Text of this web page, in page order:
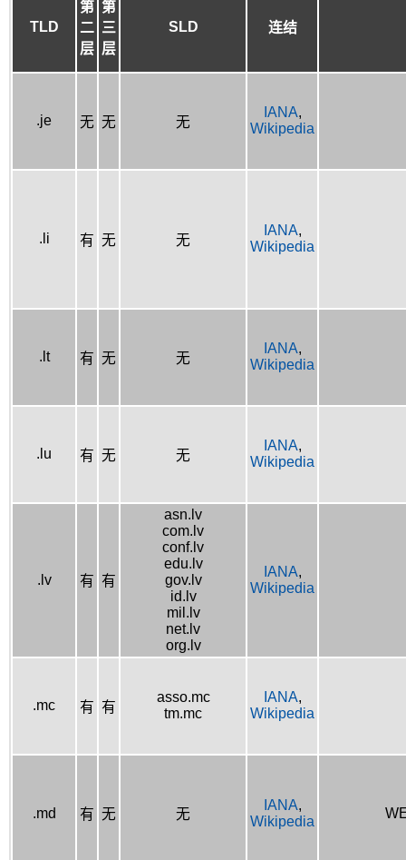
TLD
第
二
层
第
三
层
SLD 连结
.je 无 无 无
IANA,
Wikipedia
.li 有 无 无
IANA,
Wikipedia
.lt 有 无 无
IANA,
Wikipedia
.lu 有 无 无
IANA,
Wikipedia
.lv 有 有
asn.lv
com.lv
conf.lv
edu.lv
gov.lv
id.lv
mil.lv
net.lv
org.lv
IANA,
Wikipedia
.mc 有 有
asso.mc
tm.mc
IANA,
Wikipedia
.md 有 无 无
IANA,
Wikipedia